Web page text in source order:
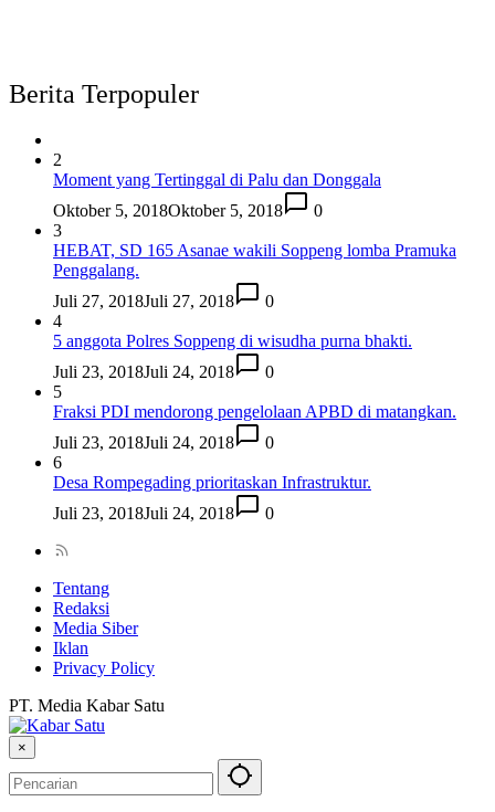
Berita Terpopuler
2
Moment yang Tertinggal di Palu dan Donggala
Oktober 5, 2018Oktober 5, 2018
0
3
HEBAT, SD 165 Asanae wakili Soppeng lomba Pramuka
Penggalang.
Juli 27, 2018Juli 27, 2018
0
4
5 anggota Polres Soppeng di wisudha purna bhakti.
Juli 23, 2018Juli 24, 2018
0
5
Fraksi PDI mendorong pengelolaan APBD di matangkan.
Juli 23, 2018Juli 24, 2018
0
6
Desa Rompegading prioritaskan Infrastruktur.
Juli 23, 2018Juli 24, 2018 0
Tentang
Redaksi
Media Siber
Iklan
Privacy Policy
PT. Media Kabar Satu
×